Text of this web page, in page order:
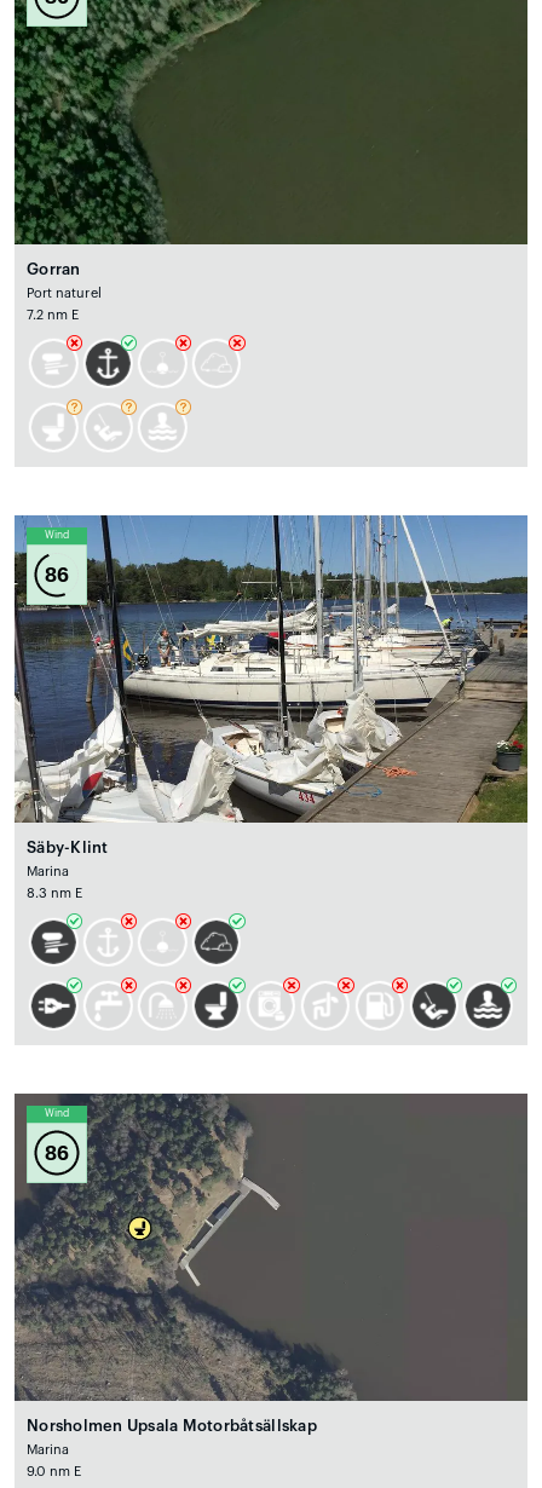
Gorran
Port naturel
7.2 nm E
Wind
86
Säby-Klint
Marina
8.3 nm E
Wind
86
Norsholmen Upsala Motorbåtsällskap
Marina
9.0 nm E